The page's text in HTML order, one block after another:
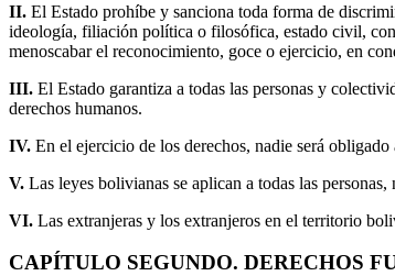
II. El Estado prohíbe y sanciona toda forma de
ideología, filiación política o filosófica, estado civil,
menoscabar el reconocimiento, goce o ejercicio, en
III. El Estado garantiza a todas las personas y
derechos humanos.
IV. En el ejercicio de los derechos, nadie será
V. Las leyes bolivianas se aplican a todas las
VI. Las extranjeras y los extranjeros en el territorio
CAPÍTULO SEGUNDO. DERECHOS